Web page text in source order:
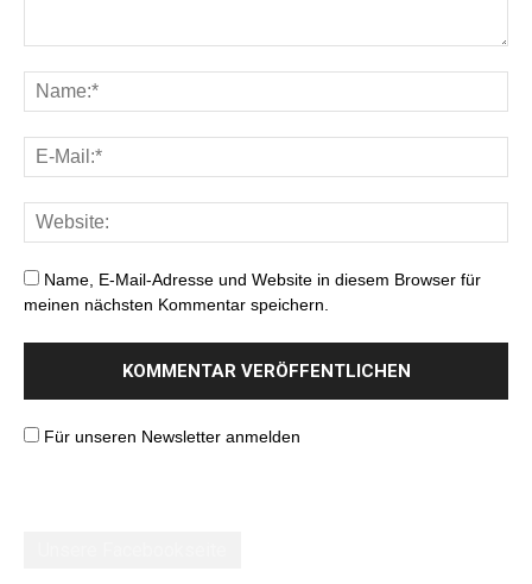
Name, E-Mail-Adresse und Website in diesem Browser für
meinen nächsten Kommentar speichern.
Für unseren Newsletter anmelden